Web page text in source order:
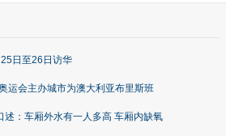
日至26日访华
运会主办城市为澳大利亚布里斯班
述：车厢外水有一人多高 车厢内缺氧